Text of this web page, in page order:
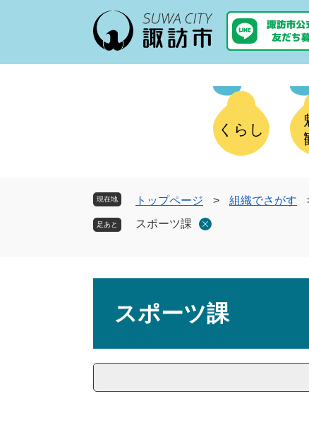
くらし
現在地 トップページ > 組織でさがす
スポーツ課
スポーツ課